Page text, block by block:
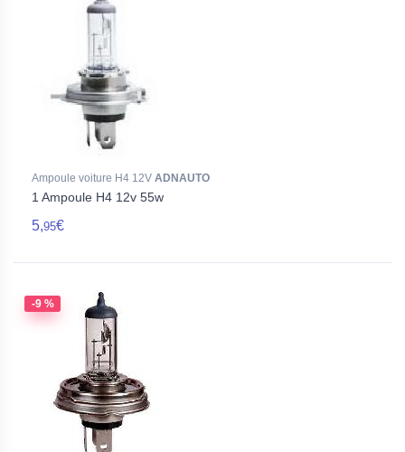
Ampoule voiture H4 12V ADNAUTO
1 Ampoule H4 12v 55w
5,95€
-9 %